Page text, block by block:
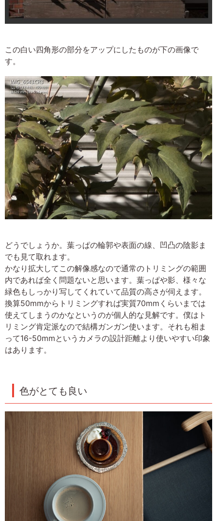
この白い四角形の部分をアップにしたものが下の画像で
す。
どうでしょうか。葉っぱの輪郭や表面の線、凹凸の陰影ま
でも見て取れます。
かなり拡大してこの解像感なので通常のトリミングの範囲
内であれば全く問題ないと思います。葉っぱや影、様々な
緑色もしっかり写してくれていて品質の高さが伺えます。
換算50mmからトリミングすれば実質70mmくらいまでは
使えてしまうのかなというのが個人的な見解です。僕はト
リミング肯定派なので結構ガンガン使います。それも相ま
って16-50mmというカメラの設計距離より使いやすい印象
はあります。
色がとても良い